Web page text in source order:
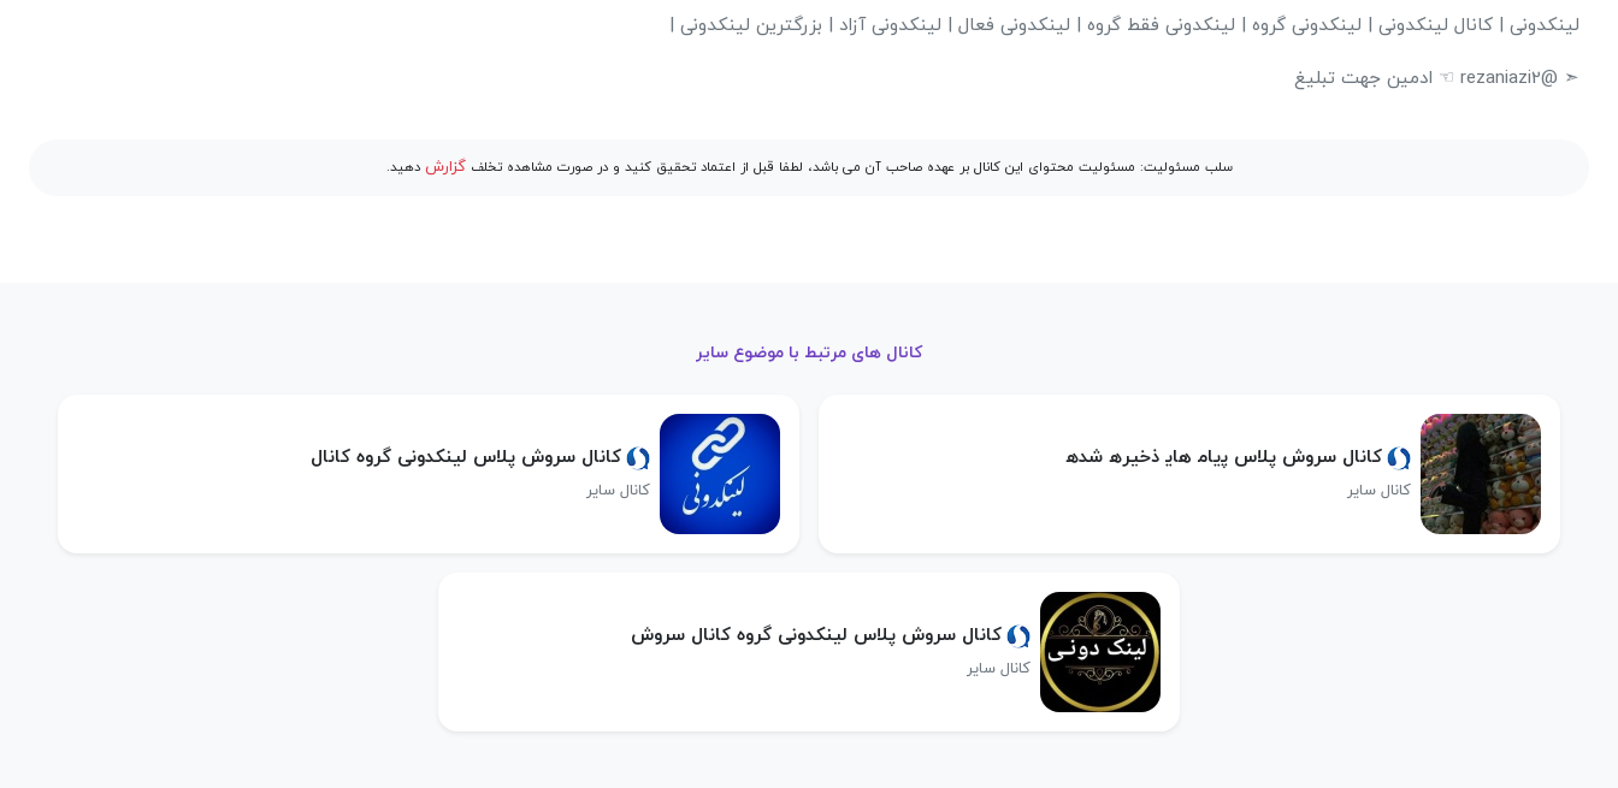
لینکدونی | کانال لینکدونی | لینکدونی گروه | لینکدونی فقط گروه | لینکدونی فعال | لینکدونی آزاد | بزرگترین لینکدونی |
➣ @rezaniazi2 ☜ ادمین جهت تبلیغ
سلب مسئولیت: مسئولیت محتوای این کانال بر عهده صاحب آن می باشد، لطفا قبل از اعتماد تحقیق کنید و در صورت مشاهده تخلفگزارش دهید.
کانال های مرتبط با موضوع سایر
کانال سروش پلاس ﭘياﻣ هاﯾ ذخيرﮪ شدﮪ
کانال سایر
کانال سروش پلاس لینکدونی گروه کانال
کانال سایر
کانال سروش پلاس لینکدونی گروه کانال سروش
کانال سایر